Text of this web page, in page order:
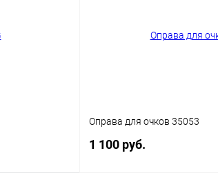
Оправа для очков 35053
1 100 руб.